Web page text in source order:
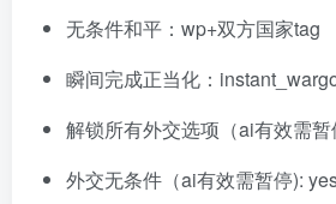
无条件和平：wp+双方国家tag
瞬间完成正当化：
解锁所有外交选项（ai有效需
外交无条件（ai有效需暂停):